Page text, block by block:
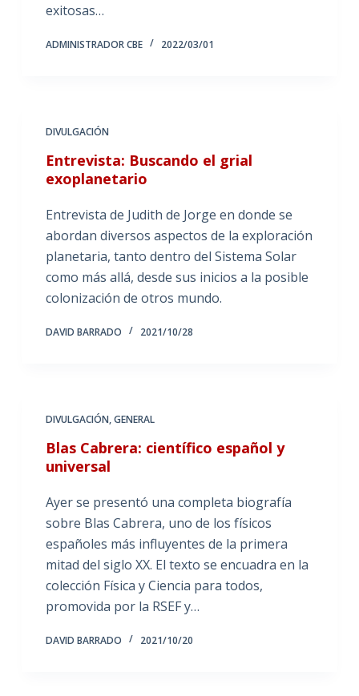
exitosas…
ADMINISTRADOR CBE 2022/03/01
DIVULGACIÓN
Entrevista: Buscando el grial
exoplanetario
Entrevista de Judith de Jorge en donde se
abordan diversos aspectos de la exploración
planetaria, tanto dentro del Sistema Solar
como más allá, desde sus inicios a la posible
colonización de otros mundo.
DAVID BARRADO 2021/10/28
DIVULGACIÓN,GENERAL
Blas Cabrera: científico español y
universal
Ayer se presentó una completa biografía
sobre Blas Cabrera, uno de los físicos
españoles más influyentes de la primera
mitad del siglo XX. El texto se encuadra en la
colección Física y Ciencia para todos,
promovida por la RSEF y…
DAVID BARRADO 2021/10/20